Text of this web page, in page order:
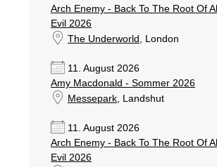
Arch Enemy - Back To The Root Of All
Evil 2026
The Underworld , London
11. August 2026
Amy Macdonald - Sommer 2026
Messepark, Landshut
11. August 2026
Arch Enemy - Back To The Root Of All
Evil 2026